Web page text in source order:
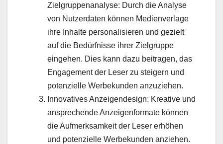
Zielgruppenanalyse: Durch die Analyse
von Nutzerdaten können Medienverlage
ihre Inhalte personalisieren und gezielt
auf die Bedürfnisse ihrer Zielgruppe
eingehen. Dies kann dazu beitragen, das
Engagement der Leser zu steigern und
potenzielle Werbekunden anzuziehen.
Innovatives Anzeigendesign: Kreative und
ansprechende Anzeigenformate können
die Aufmerksamkeit der Leser erhöhen
und potenzielle Werbekunden anziehen.